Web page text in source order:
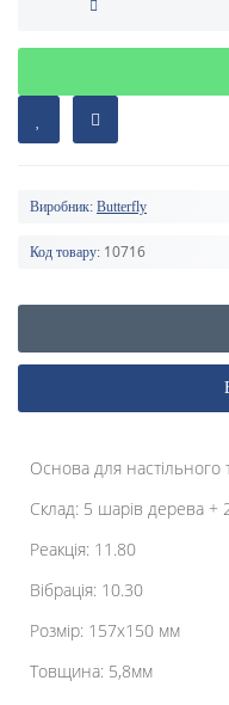
Виробник: Butterfly
Код товару: 10716
Основа для настільного
Склад: 5 шарів дерева +
Реакція: 11.80
Вібрація: 10.30
Розмір: 157х150 мм
Товщина: 5,8мм